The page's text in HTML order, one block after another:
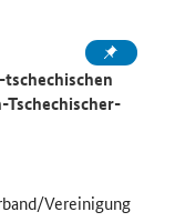
Vereinigung